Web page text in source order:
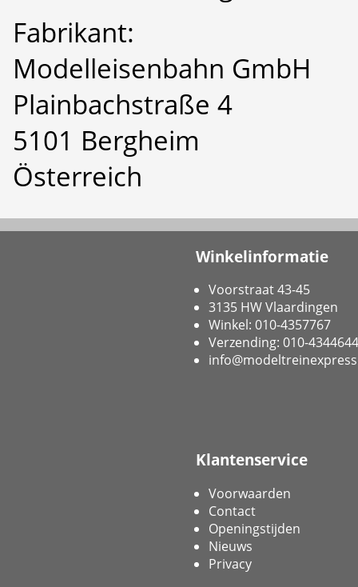
Fabrikant:
Modelleisenbahn GmbH
Plainbachstraße 4
5101 Bergheim
Österreich
Winkelinformatie
Voorstraat 43-45
3135 HW Vlaardingen
Winkel: 010-4357767
Verzending: 010-4344644
Klantenservice
Voorwaarden
Contact
Openingstijden
Nieuws
Privacy